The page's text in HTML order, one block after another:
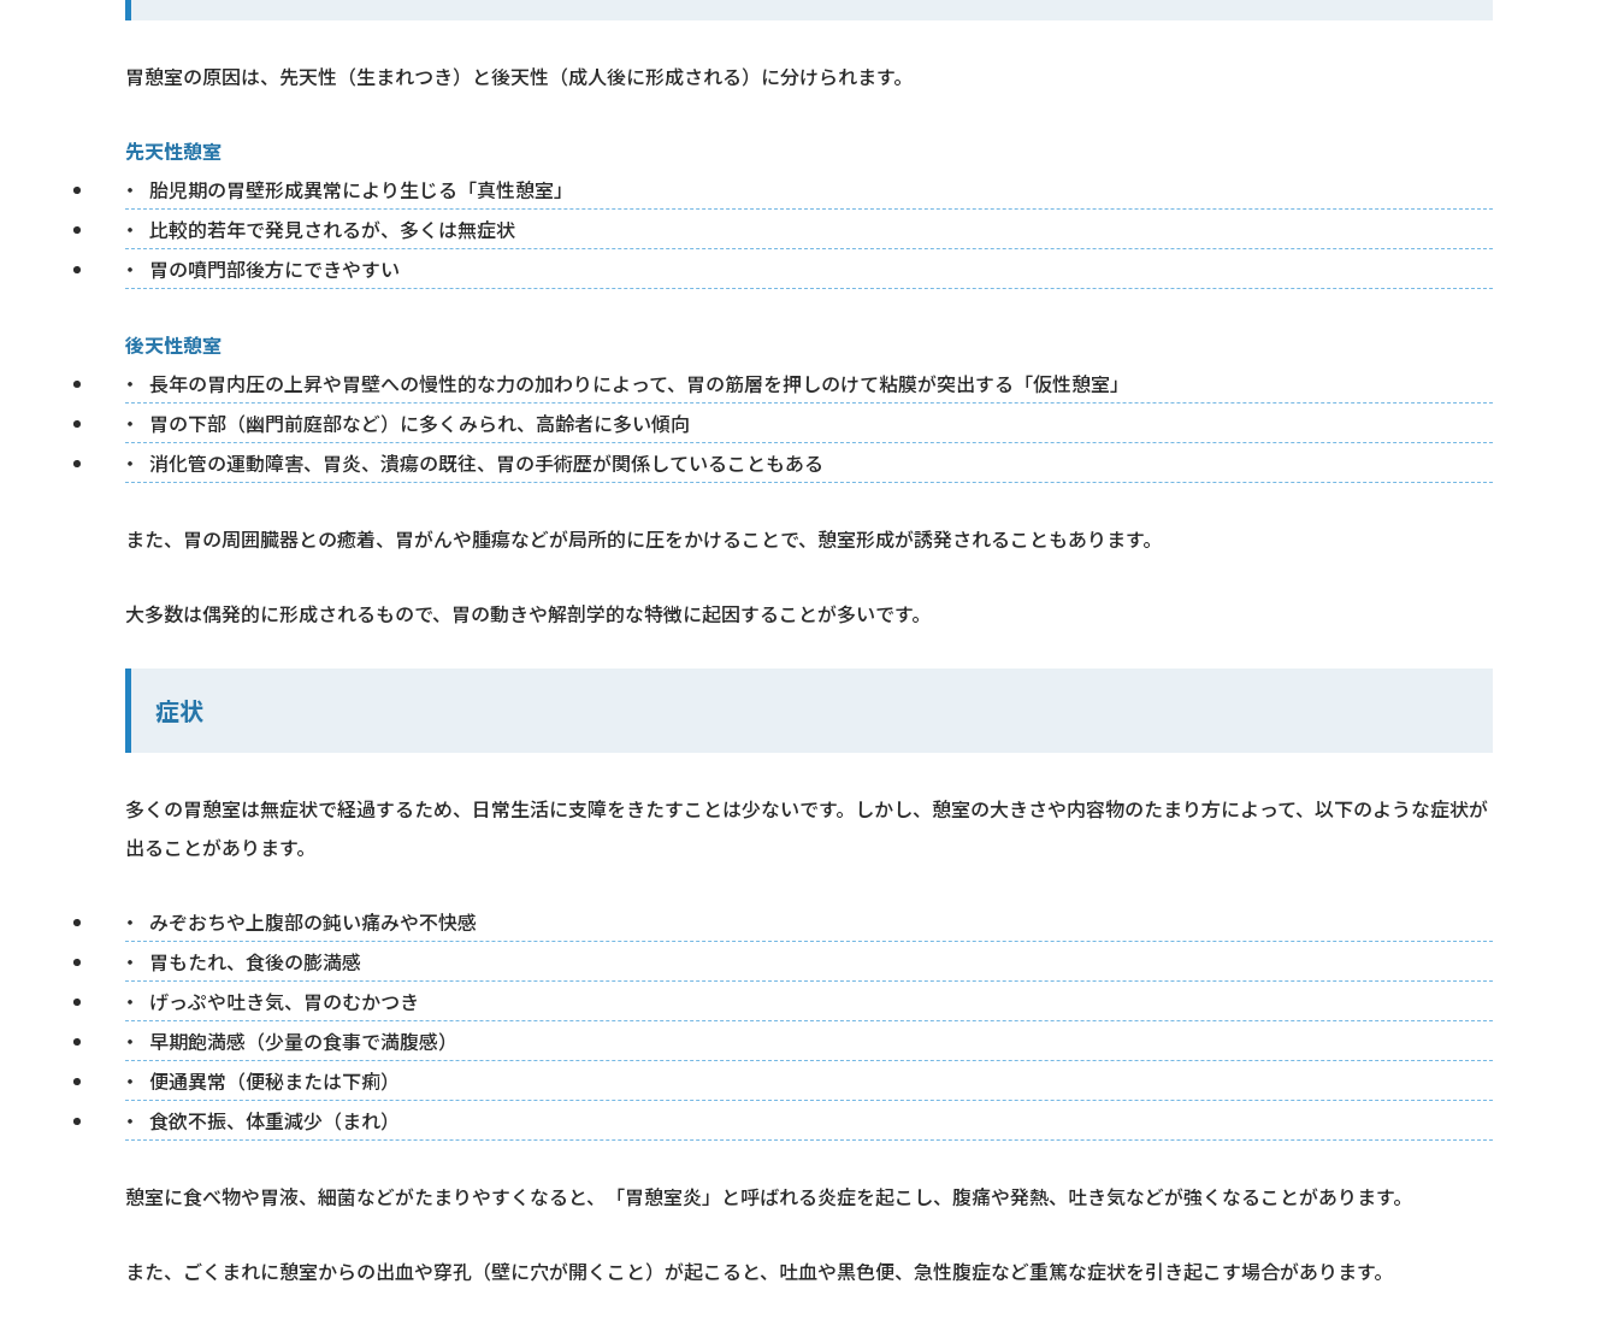
胃憩室の原因は、先天性（生まれつき）と後天性（成人後に形成される）に分けられます。
先天性憩室
胎児期の胃壁形成異常により生じる「真性憩室」
比較的若年で発見されるが、多くは無症状
胃の噴門部後方にできやすい
後天性憩室
長年の胃内圧の上昇や胃壁への慢性的な力の加わりによって、胃の筋層を押しのけて粘膜が突出する「仮性憩室」
胃の下部（幽門前庭部など）に多くみられ、高齢者に多い傾向
消化管の運動障害、胃炎、潰瘍の既往、胃の手術歴が関係していることもある
また、胃の周囲臓器との癒着、胃がんや腫瘍などが局所的に圧をかけることで、憩室形成が誘発されることもあります。
大多数は偶発的に形成されるもので、胃の動きや解剖学的な特徴に起因することが多いです。
症状
多くの胃憩室は無症状で経過するため、日常生活に支障をきたすことは少ないです。しかし、憩室の大きさや内容物のたまり方によって、以下のような症状が
出ることがあります。
みぞおちや上腹部の鈍い痛みや不快感
胃もたれ、食後の膨満感
げっぷや吐き気、胃のむかつき
早期飽満感（少量の食事で満腹感）
便通異常（便秘または下痢）
食欲不振、体重減少（まれ）
憩室に食べ物や胃液、細菌などがたまりやすくなると、「胃憩室炎」と呼ばれる炎症を起こし、腹痛や発熱、吐き気などが強くなることがあります。
また、ごくまれに憩室からの出血や穿孔（壁に穴が開くこと）が起こると、吐血や黒色便、急性腹症など重篤な症状を引き起こす場合があります。